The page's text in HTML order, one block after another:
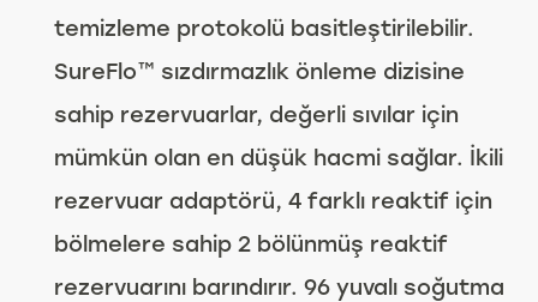
temizleme protokolü basitleştirilebilir.
SureFlo™ sızdırmazlık önleme dizisine
sahip rezervuarlar, değerli sıvılar için
mümkün olan en düşük hacmi sağlar. İkili
rezervuar adaptörü, 4 farklı reaktif için
bölmelere sahip 2 bölünmüş reaktif
rezervuarını barındırır. 96 yuvalı soğutma